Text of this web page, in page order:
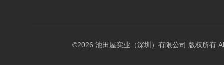
©2026 池田屋实业（深圳）有限公司 版权所有